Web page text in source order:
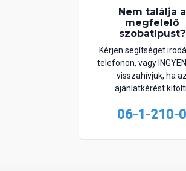
Nem találja a
megfelelő
szobatípust?
Kérjen segítséget
telefonon, vagy
visszahívjuk, ha az
ajánlatkérést
06-1-210-